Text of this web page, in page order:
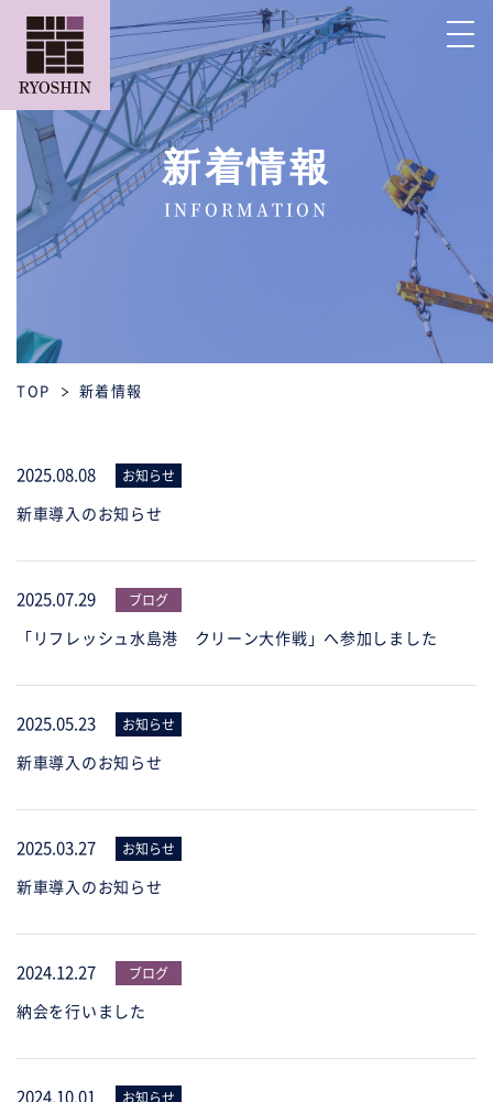
新着情報
INFORMATION
TOP 新着情報
2025.08.08 お知らせ
新車導入のお知らせ
2025.07.29 ブログ
「リフレッシュ水島港 クリーン大作戦」へ参加しました
2025.05.23 お知らせ
新車導入のお知らせ
2025.03.27 お知らせ
新車導入のお知らせ
2024.12.27 ブログ
納会を行いました
2024.10.01 お知らせ